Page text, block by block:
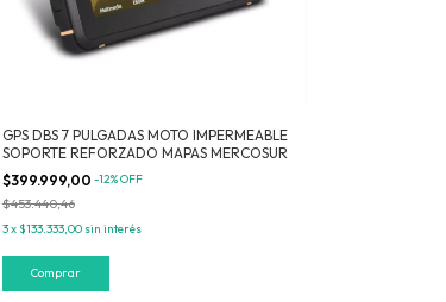
GPS DBS 7 PULGADAS MOTO IMPERMEABLE
SOPORTE REFORZADO MAPAS MERCOSUR
$399.999,00 -12%OFF
$453.440,46
3x$133.333,00 sin interés